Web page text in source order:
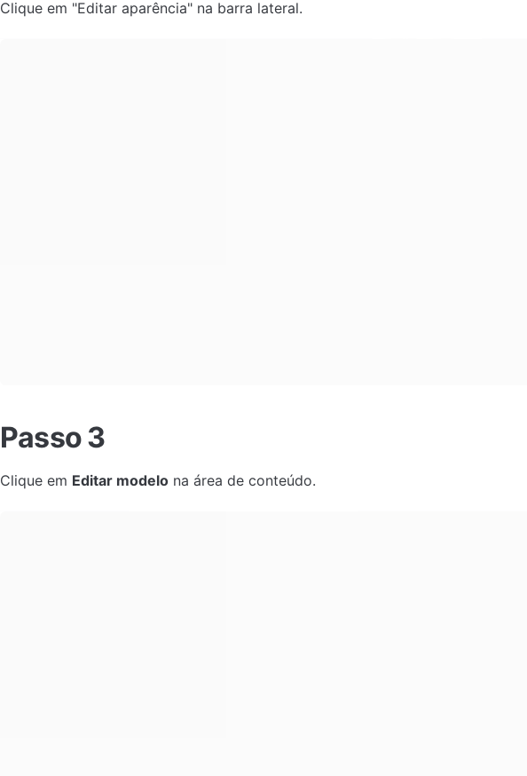
Clique em "Editar aparência" na barra lateral.
Passo 3
Clique em Editar modelo na área de conteúdo.